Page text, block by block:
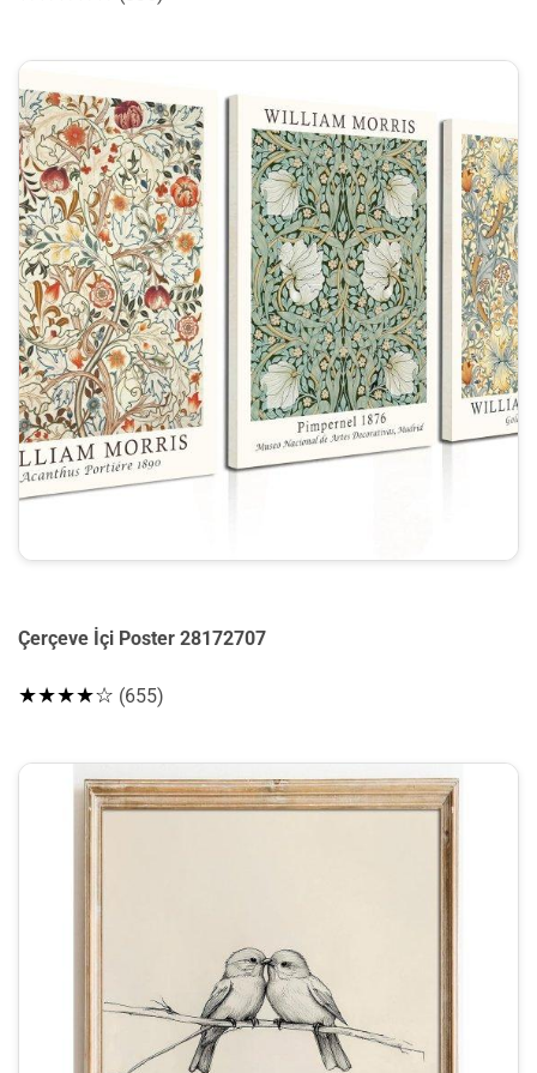
Çerçeve İçi Poster 28172707
★★★★☆ (655)